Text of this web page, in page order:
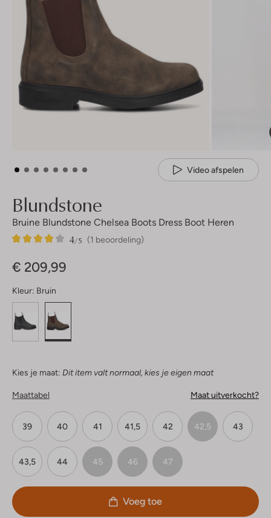
Video afspelen
Blundstone
Bruine Blundstone Chelsea Boots Dress Boot Heren
(1 beoordeling)
4/5
1
4
€ 209,99
Kleur: Bruin
Kies je maat: Dit item valt normaal, kies je eigen maat
Maattabel Maat uitverkocht?
39 40 41 41,5 42 42,5 43
43,5 44 45 46 47
Voeg toe